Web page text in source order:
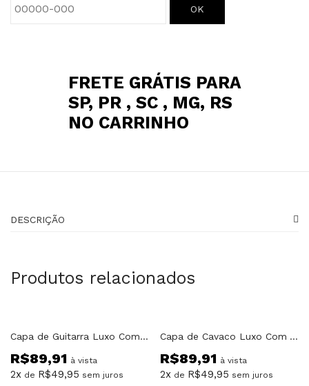
OK
FRETE GRÁTIS PARA
SP, PR , SC , MG, RS
NO CARRINHO
DESCRIÇÃO
Produtos relacionados
Capa de Guitarra Luxo Com Alças e Bolso
R$89,91 à vista
2x de R$49,95 sem juros
Capa de Cavaco Luxo Com Alças e Bolso
R$89,91 à vista
2x de R$49,95 sem juros